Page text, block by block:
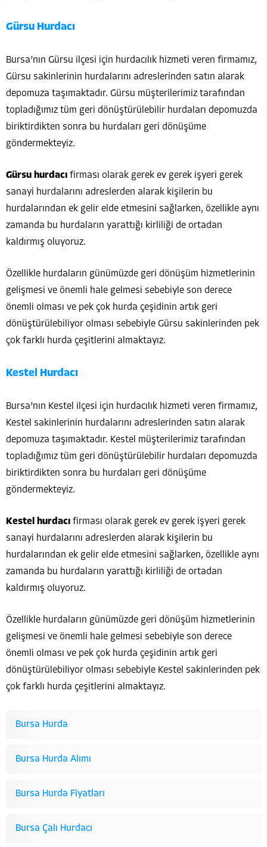
Gürsu Hurdacı
Bursa’nın Gürsu ilçesi için hurdacılık hizmeti veren firmamız,
Gürsu sakinlerinin hurdalarını adreslerinden satın alarak
depomuza taşımaktadır. Gürsu müşterilerimiz tarafından
topladığımız tüm geri dönüştürülebilir hurdaları depomuzda
biriktirdikten sonra bu hurdaları geri dönüşüme
göndermekteyiz.
Gürsu hurdacı firması olarak gerek ev gerek işyeri gerek
sanayi hurdalarını adreslerden alarak kişilerin bu
hurdalarından ek gelir elde etmesini sağlarken, özellikle aynı
zamanda bu hurdaların yarattığı kirliliği de ortadan
kaldırmış oluyoruz.
Özellikle hurdaların günümüzde geri dönüşüm hizmetlerinin
gelişmesi ve önemli hale gelmesi sebebiyle son derece
önemli olması ve pek çok hurda çeşidinin artık geri
dönüştürülebiliyor olması sebebiyle Gürsu sakinlerinden pek
çok farklı hurda çeşitlerini almaktayız.
Kestel Hurdacı
Bursa’nın Kestel ilçesi için hurdacılık hizmeti veren firmamız,
Kestel sakinlerinin hurdalarını adreslerinden satın alarak
depomuza taşımaktadır. Kestel müşterilerimiz tarafından
topladığımız tüm geri dönüştürülebilir hurdaları depomuzda
biriktirdikten sonra bu hurdaları geri dönüşüme
göndermekteyiz.
Kestel hurdacı firması olarak gerek ev gerek işyeri gerek
sanayi hurdalarını adreslerden alarak kişilerin bu
hurdalarından ek gelir elde etmesini sağlarken, özellikle aynı
zamanda bu hurdaların yarattığı kirliliği de ortadan
kaldırmış oluyoruz.
Özellikle hurdaların günümüzde geri dönüşüm hizmetlerinin
gelişmesi ve önemli hale gelmesi sebebiyle son derece
önemli olması ve pek çok hurda çeşidinin artık geri
dönüştürülebiliyor olması sebebiyle Kestel sakinlerinden pek
çok farklı hurda çeşitlerini almaktayız.
Bursa Hurda
Bursa Hurda Alımı
Bursa Hurda Fiyatları
Bursa Çalı Hurdacı